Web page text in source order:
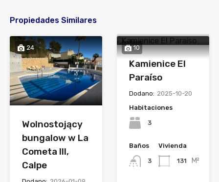
Propiedades Similares
24
Wolnostojący
bungalow w La
Cometa III,
Calpe
10
Kamienice El
Paraíso
Dodano: 2025-10-20
Habitaciones
3
Baños
3
Vivienda
131 M²